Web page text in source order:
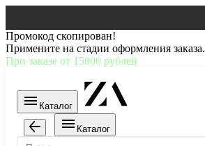
Промокод скопирован!
Примените на стадии оформления заказа.
При заказе от 15000 рублей
Каталог
Каталог